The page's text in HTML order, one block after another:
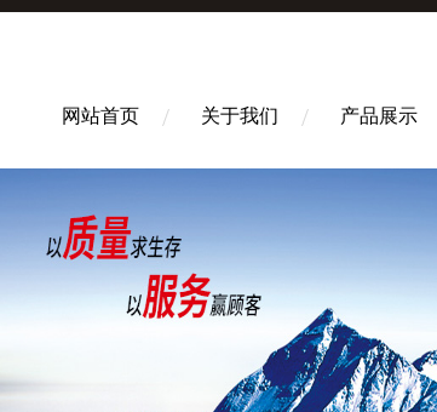
网站首页 关于我们 产品展示